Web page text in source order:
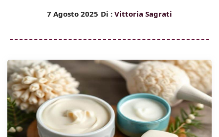
7 Agosto 2025 Di : Vittoria Sagrati